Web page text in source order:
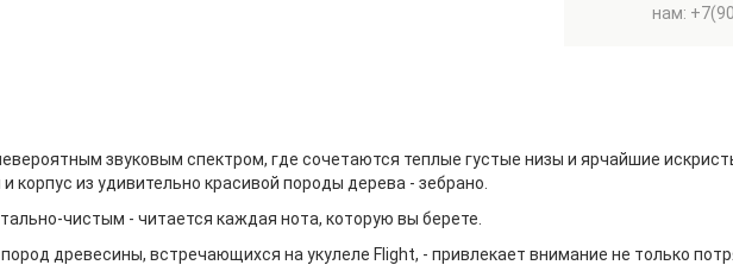
нам:
звуковым спектром, где сочетаются теплые густые низы и ярчайшие
корпус из удивительно красивой породы дерева - зебрано.
чистым - читается каждая нота, которую вы берете.
древесины, встречающихся на укулеле Flight, - привлекает внимание не только